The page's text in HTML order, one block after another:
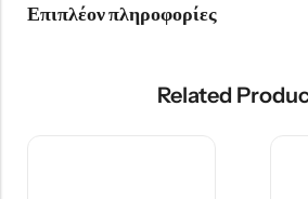
Επιπλέον πληροφορίες
Related